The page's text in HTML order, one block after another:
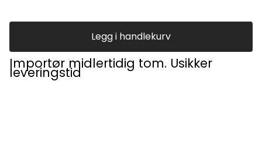
Legg i handlekurv
Importør midlertidig tom. Usikker
leveringstid